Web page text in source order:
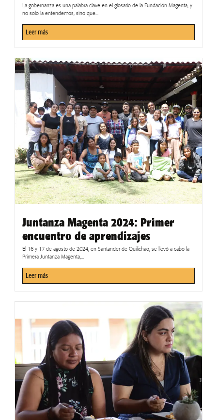
La gobernanza es una palabra clave en el glosario de la Fundación Magenta, y
no solo la entendemos, sino que...
Leer más
Juntanza Magenta 2024: Primer
encuentro de aprendizajes
El 16 y 17 de agosto de 2024, en Santander de Quilichao, se llevó a cabo la
Primera Juntanza Magenta,...
Leer más